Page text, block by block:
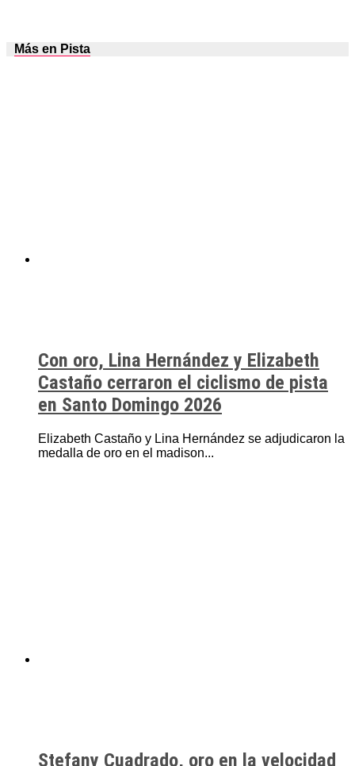
Más en Pista
Con oro, Lina Hernández y Elizabeth
Castaño cerraron el ciclismo de pista
en Santo Domingo 2026
Elizabeth Castaño y Lina Hernández se adjudicaron la
medalla de oro en el madison...
Stefany Cuadrado, oro en la velocidad